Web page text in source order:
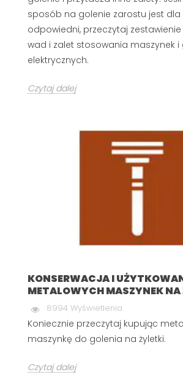
sposób na golenie zarostu jest dla
odpowiedni, przeczytaj zestawienie
wad i zalet stosowania maszynek i
elektrycznych.
Czytaj dalej
KONSERWACJA I
METALOWYCH MASZYNEK NA
8994 Wyświetlenia
Koniecznie przeczytaj kupując
maszynkę do golenia na żyletki.
Czytaj dalej